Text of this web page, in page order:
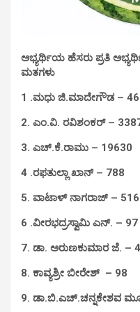
ಅಭ್ಯರ್ಥಿಯ ಹೆಸರು ಪ್ರತಿ
ಮತಗಳು
1 .ಮಧು ಜಿ.ಮಾದೇಗೌಡ –
2. ಎಂ.ವಿ. ರವಿಶಂಕರ್ –
3. ಎಚ್.ಕೆ.ರಾಮು – 19630
4 .ರಫತುಲ್ಲಾ ಖಾನ್ – 788
5. ವಾಟಾಳ್ ನಾಗರಾಜ್ – 516
6 .ವೀರಭದ್ರಸ್ವಾಮಿ ಎನ್. – 97
7. ಡಾ. ಅರುಣಕುಮಾರ ಜೆ. –
8. ಕಾವ್ಯಶ್ರೀ ಬೀರೇಶ್ – 98
9. ಡಾ.ಬಿ.ಎಚ್.ಚನ್ನಕೇಶವ